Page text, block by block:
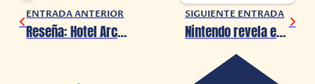
ENTRADA ANTERIOR
Reseña: Hotel Architect (Steam)
SIGUIENTE ENTRADA
Nintendo revela el Tour de Bienvenida de Nintendo Switch 2